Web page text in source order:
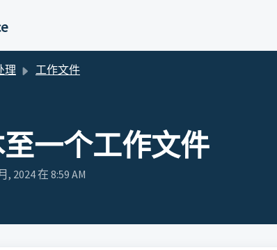
理 工作文件
一个工作文件
2024 在 8:59 AM